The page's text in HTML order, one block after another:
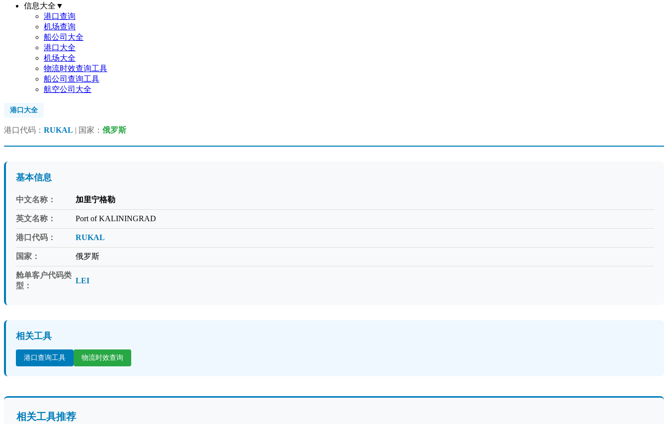
信息大全 ▼
港口查询
机场查询
船公司大全
港口大全
机场大全
物流时效查询工具
船公司查询工具
航空公司大全
港口大全
港口代码： RUKAL | 国家： 俄罗斯
基本信息
中文名称： 加里宁格勒
英文名称： Port of KALININGRAD
港口代码： RUKAL
国家： 俄罗斯
舱单客户代码类
型：
LEI
相关工具
港口查询工具 物流时效查询
相关工具推荐